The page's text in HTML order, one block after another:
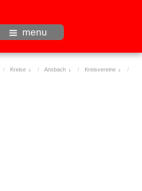
menu
Kreise Ansbach
Kreisvereine